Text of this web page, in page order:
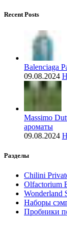
Recent Posts
Balenciaga
09.08.2024
Massimo
ароматы
09.08.2024
Разделы
Chilini
Olfactorium
Wonderland
Наборы
Пробники